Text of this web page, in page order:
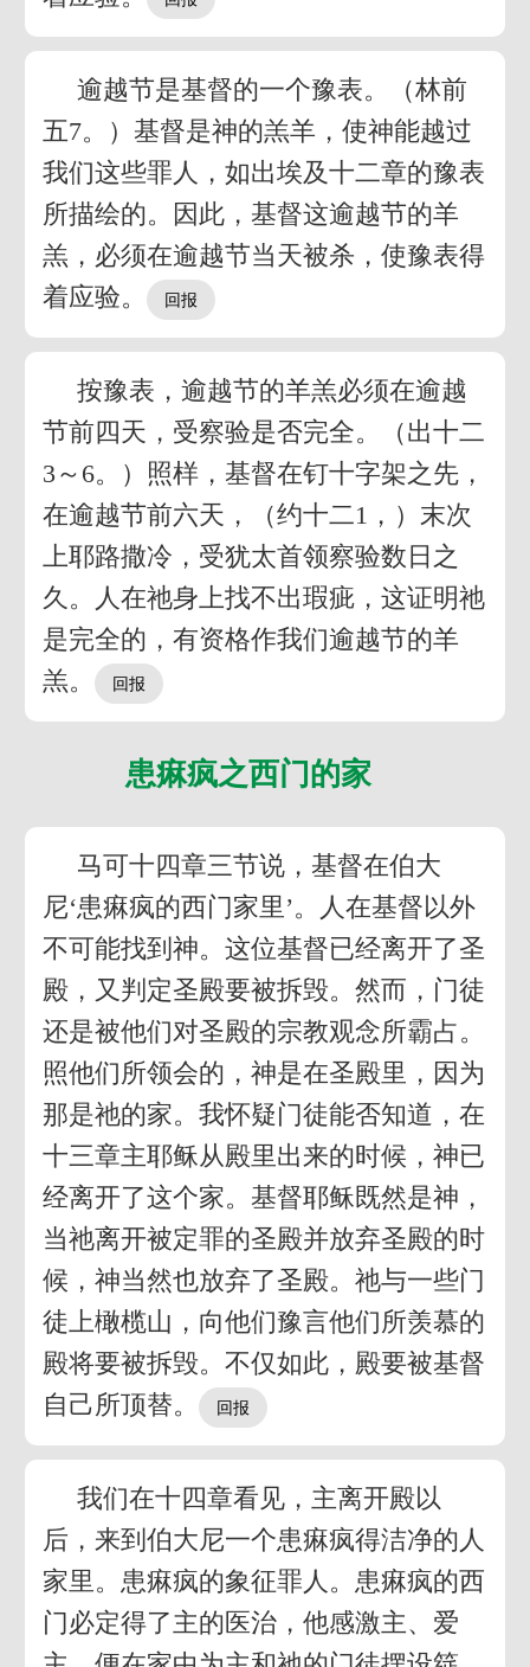
逾越节是基督的一个豫表。（林前
五7。）基督是神的羔羊，使神能越过
我们这些罪人，如出埃及十二章的豫表
所描绘的。因此，基督这逾越节的羊
羔，必须在逾越节当天被杀，使豫表得
着应验。
按豫表，逾越节的羊羔必须在逾越
节前四天，受察验是否完全。（出十二
3～6。）照样，基督在钉十字架之先，
在逾越节前六天，（约十二1，）末次
上耶路撒冷，受犹太首领察验数日之
久。人在祂身上找不出瑕疵，这证明祂
是完全的，有资格作我们逾越节的羊
羔。
患痳疯之西门的家
马可十四章三节说，基督在伯大
尼‘患痳疯的西门家里’。人在基督以外
不可能找到神。这位基督已经离开了圣
殿，又判定圣殿要被拆毁。然而，门徒
还是被他们对圣殿的宗教观念所霸占。
照他们所领会的，神是在圣殿里，因为
那是祂的家。我怀疑门徒能否知道，在
十三章主耶稣从殿里出来的时候，神已
经离开了这个家。基督耶稣既然是神，
当祂离开被定罪的圣殿并放弃圣殿的时
候，神当然也放弃了圣殿。祂与一些门
徒上橄榄山，向他们豫言他们所羡慕的
殿将要被拆毁。不仅如此，殿要被基督
自己所顶替。
我们在十四章看见，主离开殿以
后，来到伯大尼一个患痳疯得洁净的人
家里。患痳疯的象征罪人。患痳疯的西
门必定得了主的医治，他感激主、爱